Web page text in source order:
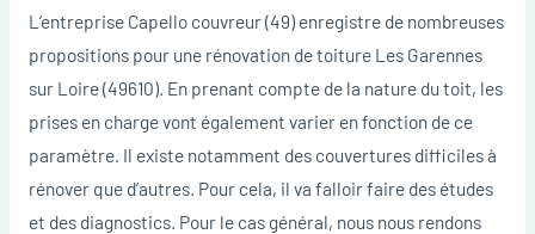
L’entreprise Capello couvreur (49) enregistre de nombreuses
propositions pour une rénovation de toiture Les Garennes
sur Loire (49610). En prenant compte de la nature du toit, les
prises en charge vont également varier en fonction de ce
paramètre. Il existe notamment des couvertures difficiles à
rénover que d’autres. Pour cela, il va falloir faire des études
et des diagnostics. Pour le cas général, nous nous rendons